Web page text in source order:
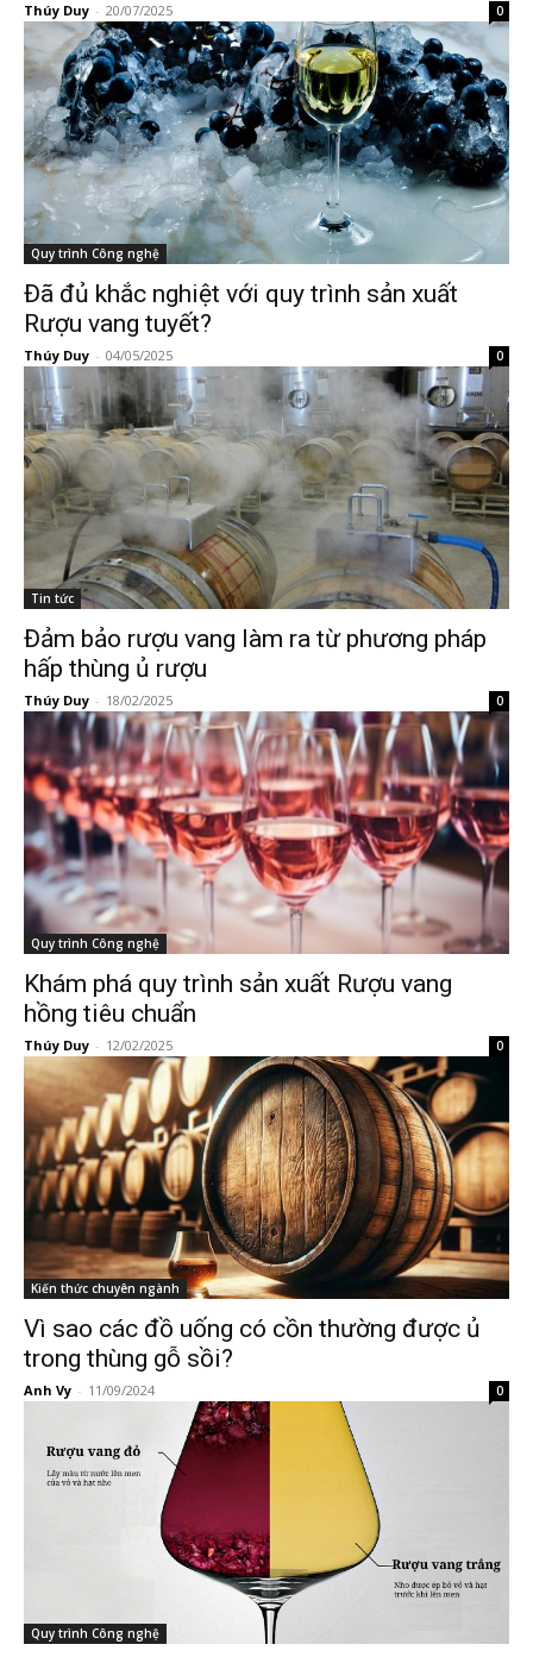
Thúy Duy - 20/07/2025 0
Quy trình Công nghệ
Đã đủ khắc nghiệt với quy trình sản xuất
Rượu vang tuyết?
Thúy Duy - 04/05/2025 0
Tin tức
Đảm bảo rượu vang làm ra từ phương pháp
hấp thùng ủ rượu
Thúy Duy - 18/02/2025 0
Quy trình Công nghệ
Khám phá quy trình sản xuất Rượu vang
hồng tiêu chuẩn
Thúy Duy - 12/02/2025 0
Kiến thức chuyên ngành
Vì sao các đồ uống có cồn thường được ủ
trong thùng gỗ sồi?
Anh Vy - 11/09/2024 0
Quy trình Công nghệ